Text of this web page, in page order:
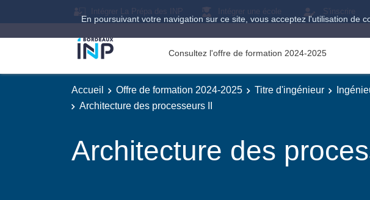
En poursuivant votre navigation sur ce site, vous acceptez l'utilisation de
Intégrer La Prépa des INP Intégrer une école S'inscrire
Consultez l'offre de formation 2024-2025
Accueil Offre de formation 2024-2025 Titre d'ingénieur
Architecture des processeurs II
Architecture des